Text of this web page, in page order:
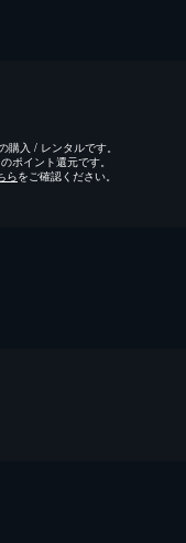
入 / レンタルです。
ポイント還元です。
らをご確認ください。